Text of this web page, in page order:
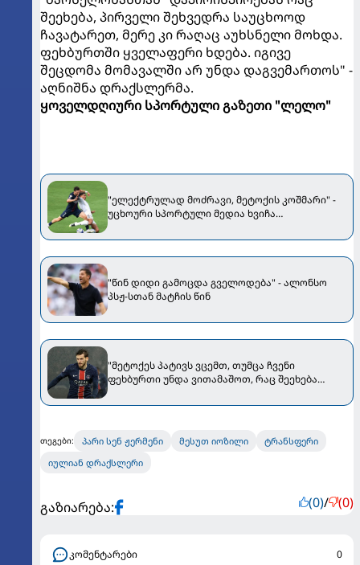
შეეხება, პირველი შეხვედრა საუცხოოდ
ჩავატარეთ, მერე კი რაღაც აუხსნელი მოხდა.
ფეხბურთში ყველაფერი ხდება. იგივე
შეცდომა მომავალში არ უნდა დაგვემართოს" -
აღნიშნა დრაქსლერმა.
ყოველდღიური სპორტული გაზეთი "ლელო"
"ელექტრულად მოძრავი, მეტოქის კოშმარი" -
უცხოური სპორტული მედია ხვიჩა
"წინ დიდი გამოცდა გველოდება" - ალონსო
პსჟ-სთან მატჩის წინ
"მეტოქეს პატივს ვცემთ, თუმცა ჩვენი
ფეხბურთი უნდა ვითამაშოთ, რაც შეეხება
წინ კომენტარი გააკეთა
თეგები: პარი სენ ჟერმენი მესუთ იოზილი
ტრანსფერი
იულიან დრაქსლერი
გაზიარება: (0)/ (0)
კომენტარები 0